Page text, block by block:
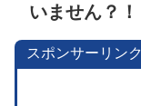
いません？！
スポンサーリンク